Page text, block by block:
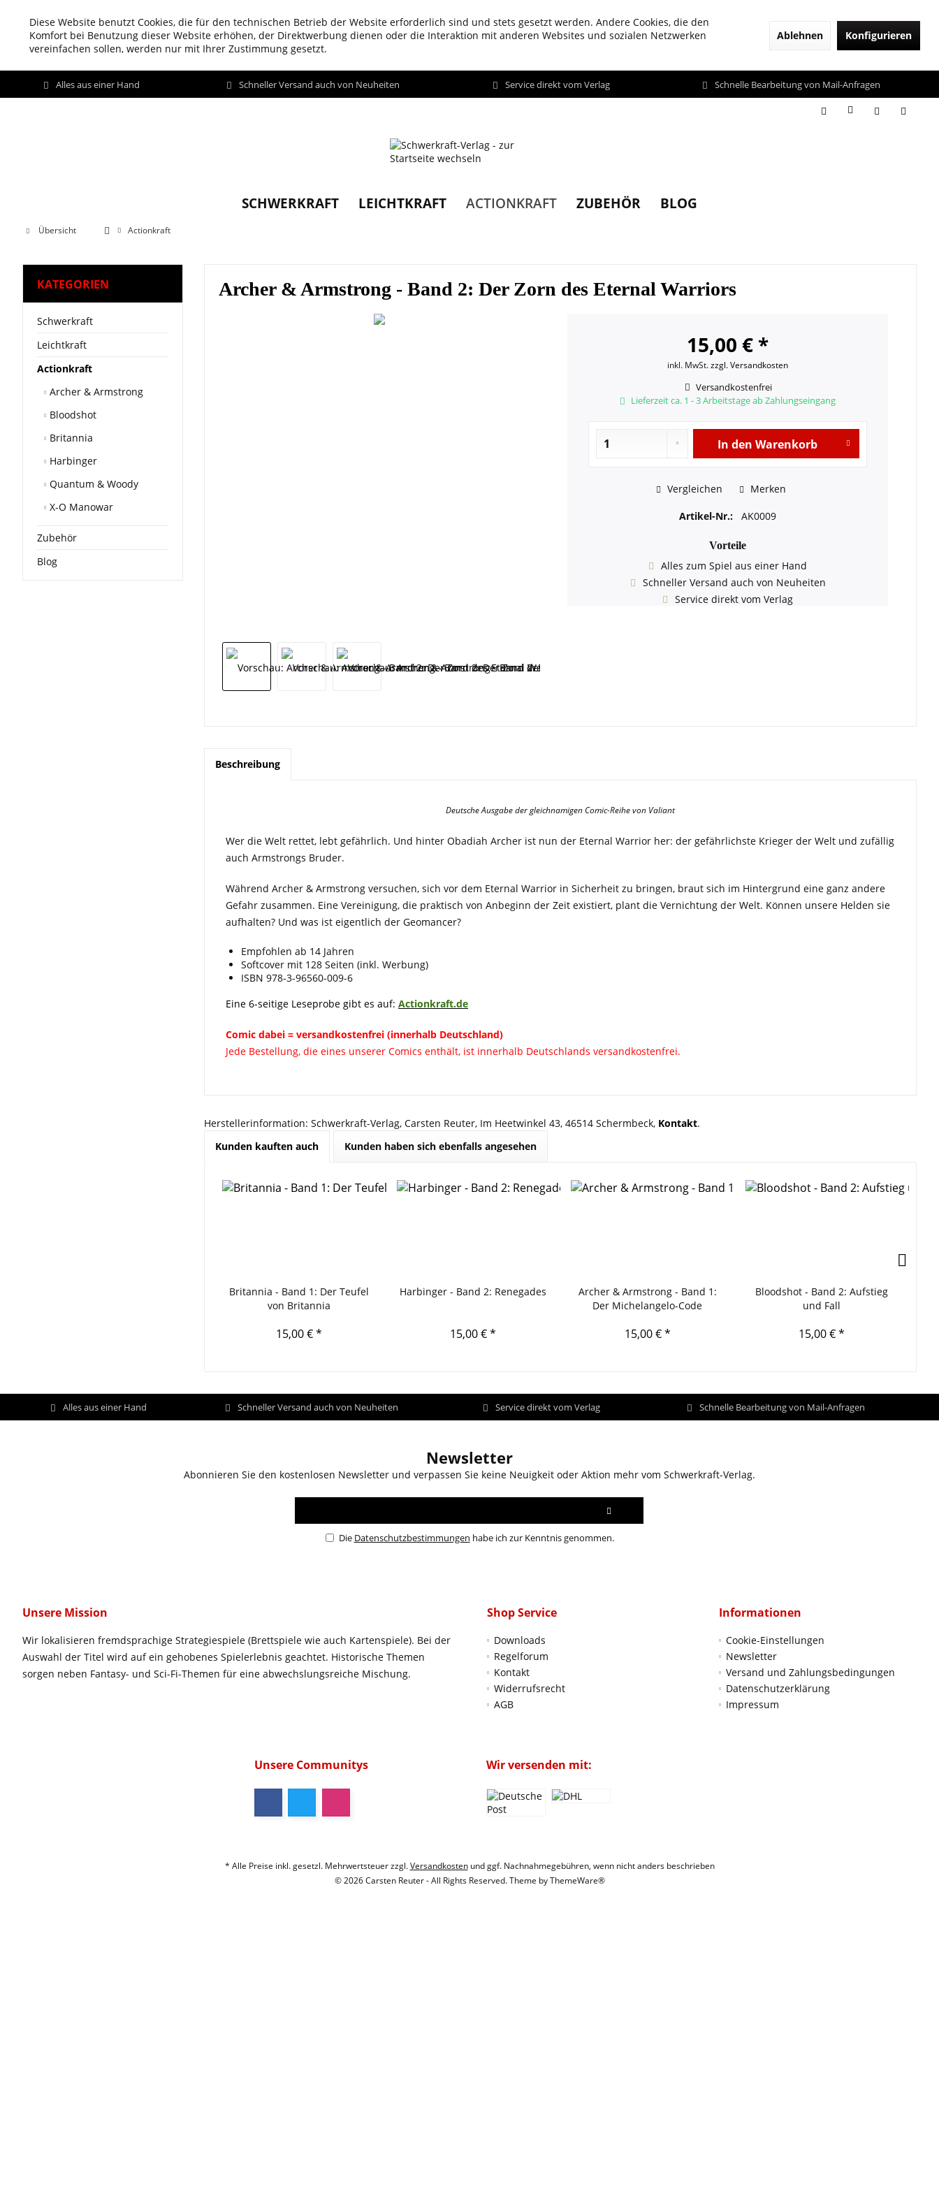
Diese Website benutzt Cookies, die für den technischen Betrieb der Website erforderlich sind und stets gesetzt werden. Andere Cookies, die den
Komfort bei Benutzung dieser Website erhöhen, der Direktwerbung dienen oder die Interaktion mit anderen Websites und sozialen Netzwerken
vereinfachen sollen, werden nur mit Ihrer Zustimmung gesetzt.
Ablehnen Konfigurieren
Alles aus einer Hand Schneller Versand auch von Neuheiten Service direkt vom Verlag Schnelle Bearbeitung von Mail-Anfragen
SCHWERKRAFT LEICHTKRAFT ACTIONKRAFT ZUBEHÖR BLOG
Übersicht Actionkraft
KATEGORIEN
Schwerkraft
Leichtkraft
Actionkraft
Archer & Armstrong
Bloodshot
Britannia
Harbinger
Quantum & Woody
X-O Manowar
Zubehör
Blog
Archer & Armstrong - Band 2: Der Zorn des Eternal Warriors
15,00 € *
inkl. MwSt.zzgl. Versandkosten
Versandkostenfrei
Lieferzeit ca. 1 - 3 Arbeitstage ab Zahlungseingang
In den Warenkorb
Vergleichen Merken
Artikel-Nr.: AK0009
Vorteile
Alles zum Spiel aus einer Hand
Schneller Versand auch von Neuheiten
Service direkt vom Verlag
Beschreibung
Deutsche Ausgabe der gleichnamigen Comic-Reihe von Valiant
Wer die Welt rettet, lebt gefährlich. Und hinter Obadiah Archer ist nun der Eternal Warrior her: der gefährlichste Krieger der Welt und zufällig
auch Armstrongs Bruder.
Während Archer & Armstrong versuchen, sich vor dem Eternal Warrior in Sicherheit zu bringen, braut sich im Hintergrund eine ganz andere
Gefahr zusammen. Eine Vereinigung, die praktisch von Anbeginn der Zeit existiert, plant die Vernichtung der Welt. Können unsere Helden sie
aufhalten? Und was ist eigentlich der Geomancer?
Empfohlen ab 14 Jahren
Softcover mit 128 Seiten (inkl. Werbung)
ISBN 978-3-96560-009-6
Eine 6-seitige Leseprobe gibt es auf: Actionkraft.de
Comic dabei = versandkostenfrei (innerhalb Deutschland)
Jede Bestellung, die eines unserer Comics enthält, ist innerhalb Deutschlands versandkostenfrei.
Herstellerinformation: Schwerkraft-Verlag, Carsten Reuter, Im Heetwinkel 43, 46514 Schermbeck, Kontakt.
Kunden kauften auch
Kunden haben sich ebenfalls angesehen
Britannia - Band 1: Der Teufel
von Britannia
15,00 € *
Harbinger - Band 2: Renegades
15,00 € *
Archer & Armstrong - Band 1:
Der Michelangelo-Code
15,00 € *
Bloodshot - Band 2: Aufstieg
und Fall
15,00 € *
Alles aus einer Hand Schneller Versand auch von Neuheiten Service direkt vom Verlag Schnelle Bearbeitung von Mail-Anfragen
Newsletter
Abonnieren Sie den kostenlosen Newsletter und verpassen Sie keine Neuigkeit oder Aktion mehr vom Schwerkraft-Verlag.
Die Datenschutzbestimmungen habe ich zur Kenntnis genommen.
Unsere Mission
Wir lokalisieren fremdsprachige Strategiespiele (Brettspiele wie auch Kartenspiele). Bei der
Auswahl der Titel wird auf ein gehobenes Spielerlebnis geachtet. Historische Themen
sorgen neben Fantasy- und Sci-Fi-Themen für eine abwechslungsreiche Mischung.
Shop Service
Downloads
Regelforum
Kontakt
Widerrufsrecht
AGB
Informationen
Cookie-Einstellungen
Newsletter
Versand und Zahlungsbedingungen
Datenschutzerklärung
Impressum
Unsere Communitys Wir versenden mit:
* Alle Preise inkl. gesetzl. Mehrwertsteuer zzgl.Versandkostenund ggf. Nachnahmegebühren, wenn nicht anders beschrieben
© 2026 Carsten Reuter - All Rights Reserved. Theme byThemeWare®